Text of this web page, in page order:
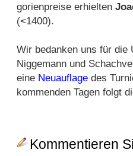
go­rien­prei­se er­hiel­ten
(<1400).
Wir bedanken uns für die
Niggemann und
eine Neu­auf­lage des
kommenden Tagen folgt
Kommentieren